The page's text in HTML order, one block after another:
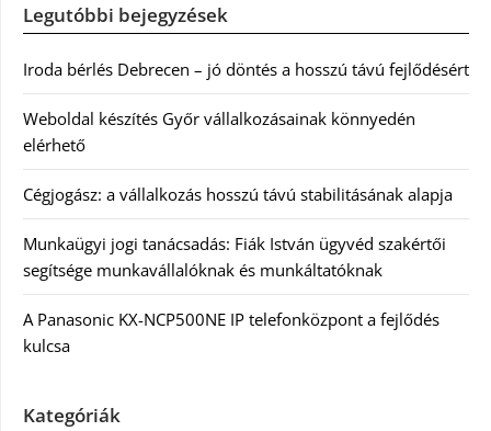
Legutóbbi bejegyzések
Iroda bérlés Debrecen – jó döntés a hosszú távú fejlődésért
Weboldal készítés Győr vállalkozásainak könnyedén
elérhető
Cégjogász: a vállalkozás hosszú távú stabilitásának alapja
Munkaügyi jogi tanácsadás: Fiák István ügyvéd szakértői
segítsége munkavállalóknak és munkáltatóknak
A Panasonic KX-NCP500NE IP telefonközpont a fejlődés
kulcsa
Kategóriák